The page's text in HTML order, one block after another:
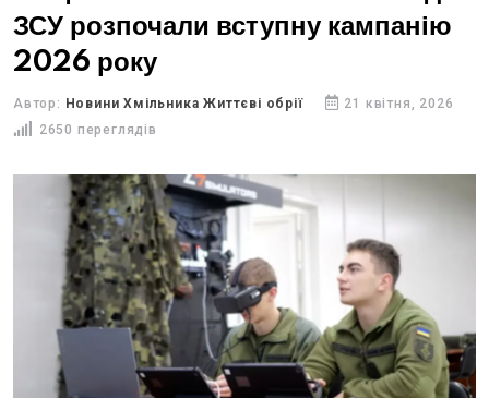
ЗСУ розпочали вступну кампанію
2026 року
Автор: Новини Хмільника Життєві обрії
21 квітня, 2026
2650 переглядів